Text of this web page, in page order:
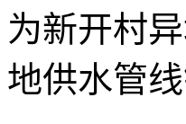
为新开村
地供水管